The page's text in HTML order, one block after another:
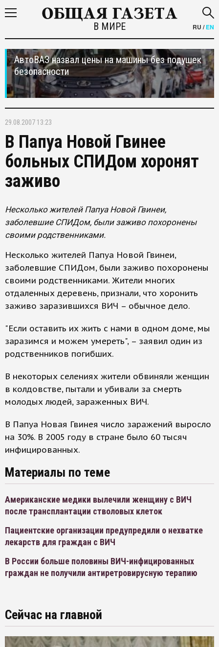
В МИРЕ RU /EN
АвтоВАЗ назвал цены на машины без подушек
безопасности
29.08.2007 13:23
В Папуа Новой Гвинее
больных СПИДом хоронят
заживо
Несколько жителей Папуа Новой Гвинеи,
заболевшие СПИДом, были заживо похоронены
своими родственниками.
Несколько жителей Папуа Новой Гвинеи,
заболевшие СПИДом, были заживо похоронены
своими родственниками. Жители многих
отдаленных деревень, признали, что хоронить
заживо заразившихся ВИЧ – обычное дело.
"Если оставить их жить с нами в одном доме, мы
заразимся и можем умереть", – заявил один из
родственников погибших.
В некоторых селениях жители обвиняли женщин
в колдовстве, пытали и убивали за смерть
молодых людей, зараженных ВИЧ.
В Папуа Новая Гвинея число заражений выросло
на 30%. В 2005 году в стране было 60 тысяч
инфицированных.
Материалы по теме
Американские медики вылечили женщину с ВИЧ
после трансплантации стволовых клеток
Пациентские организации предупредили о нехватке
лекарств для граждан с ВИЧ
В России больше половины ВИЧ-инфицированных
граждан не получили антиретровирусную терапию
Сейчас на главной